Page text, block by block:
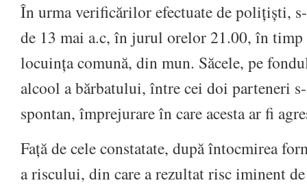
În urma verificărilor efectuate de polițiști,
de 13 mai a.c, în jurul orelor 21.00, în timp
locuința comună, din mun. Săcele, pe
alcool a bărbatului, între cei doi parteneri
spontan, împrejurare în care acesta ar fi
Față de cele constatate, după întocmirea
a riscului, din care a rezultat risc iminent